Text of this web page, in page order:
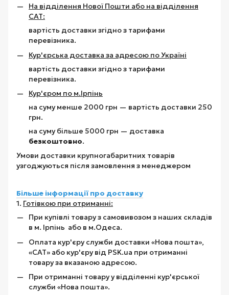
На відділення Нової Пошти або на відділення
САТ:
вартість доставки згідно з тарифами
перевізника.
Кур'єрська доставка за адресою по Україні
вартість доставки згідно з тарифами
перевізника.
Кур'єром по м.Ірпінь
на суму менше 2000 грн — вартість доставки 250
грн.
на суму більше 5000 грн — доставка
безкоштовно.
Умови доставки крупногабаритних товарів
узгоджуються після замовлення з менеджером
Більше інформації про доставку
1. Готівкою при отриманні:
При купівлі товару з самовивозом з наших складів
в м. Ірпінь або в м.Одеса.
Оплата кур'єру служби доставки «Нова пошта»,
«САТ» або кур'єру від PSK.ua при отриманні
товару за вказаною адресою.
При отриманні товару у відділенні кур'єрської
служби «Нова пошта».